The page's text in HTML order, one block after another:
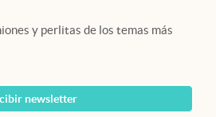
y perlitas de los temas más
newsletter